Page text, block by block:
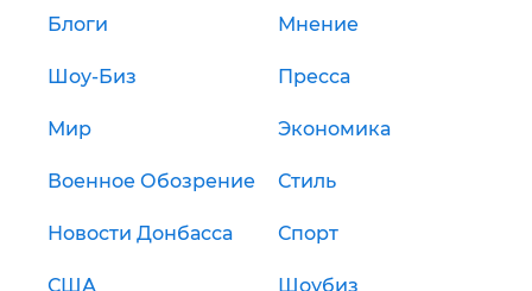
Блоги Мнение
Шоу-Биз Пресса
Мир Экономика
Военное Обозрение Стиль
Новости Донбасса Спорт
США Шоубиз